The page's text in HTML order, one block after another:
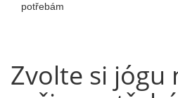
potřebám
Zvolte si jógu